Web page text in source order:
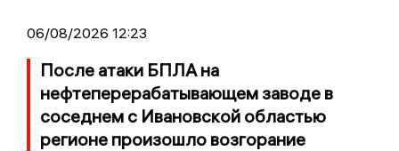
06/08/2026 12:23
После атаки БПЛА на
нефтеперерабатывающем заводе в
соседнем с Ивановской областью
регионе произошло возгорание